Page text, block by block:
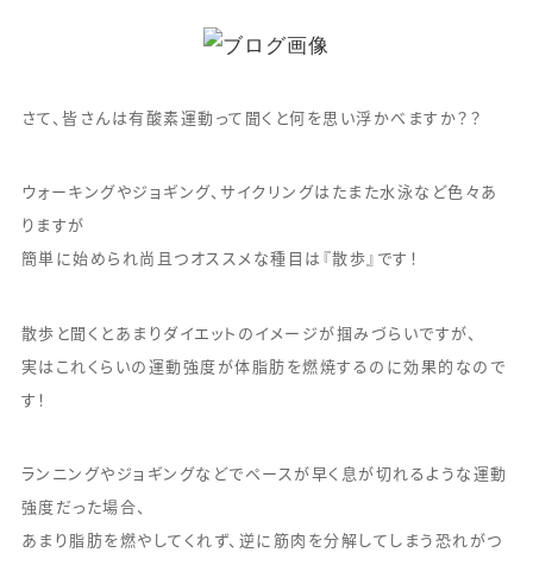
さて、皆さんは有酸素運動って聞くと何を思い浮かべますか？？
ウォーキングやジョギング、サイクリングはたまた水泳など色々あ
りますが
簡単に始められ尚且つオススメな種目は『散歩』です！
散歩と聞くとあまりダイエットのイメージが掴みづらいですが、
実はこれくらいの運動強度が体脂肪を燃焼するのに効果的なので
す！
ランニングやジョギングなどでペースが早く息が切れるような運動
強度だった場合、
あまり脂肪を燃やしてくれず、逆に筋肉を分解してしまう恐れがつ